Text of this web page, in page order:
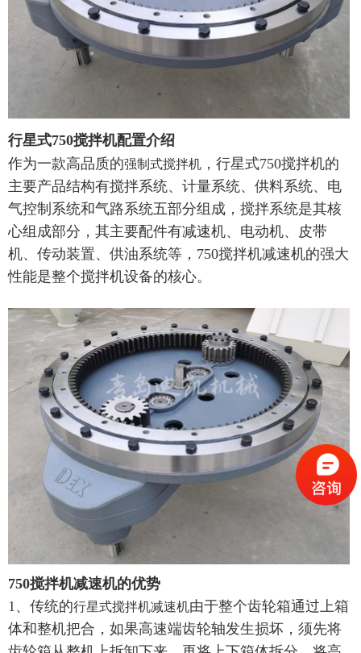
行星式750搅拌机配置介绍
作为一款高品质的强制式搅拌机 ，行星式750搅拌机的
主要产品结构有搅拌系统、计量系统、供料系统、电
气控制系统和气路系统五部分组成，搅拌系统是其核
心组成部分，其主要配件有减速机、电动机、皮带
机、传动装置、供油系统等，750搅拌机减速机的强大
性能是整个搅拌机设备的核心。
750搅拌机减速机的优势
1、传统的行星式搅拌机减速机由于整个齿轮箱通过上箱
体和整机把合，如果高速端齿轮轴发生损坏，须先将